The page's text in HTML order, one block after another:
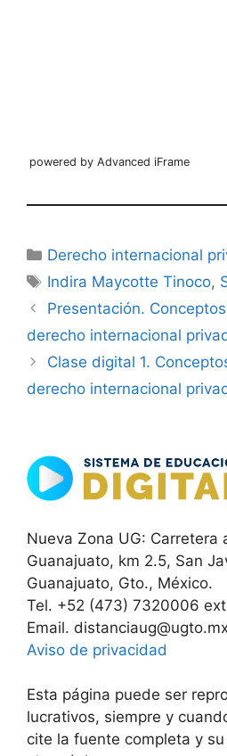
powered by Advanced iFrame
Categorías
Derecho internacional
Etiquetas
Indira Maycotte Tinoco,
Presentación.
derecho internacional
Clase digital 1.
derecho internacional
Nueva Zona UG: Carretera
Guanajuato, km 2.5, San
Guanajuato, Gto., México.
Tel. +52 (473) 7320006
Email.
Aviso de privacidad
Esta página puede ser
lucrativos, siempre y
cite la fuente completa y